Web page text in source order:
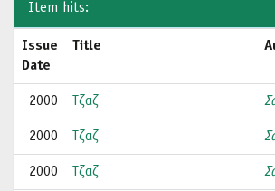
Item hits:
Issue
Date
Title
2000 Τζαζ
2000 Τζαζ
2000 Τζαζ